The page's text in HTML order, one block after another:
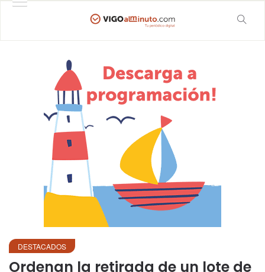
DESTACADOS
Ordenan la retirada de un lote de